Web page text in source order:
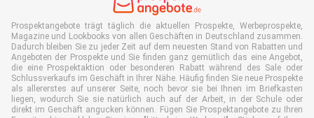
Prospektangebote trägt täglich die aktuellen Prospekte, Werbeprospekte,
Magazine und Lookbooks von allen Geschäften in Deutschland zusammen.
Dadurch bleiben Sie zu jeder Zeit auf dem neuesten Stand von Rabatten und
Angeboten der Prospekte und Sie finden ganz gemütlich das eine Angebot,
die eine Prospektaktion oder besonderen Rabatt während des Sale oder
Schlussverkaufs im Geschäft in Ihrer Nähe. Häufig finden Sie neue Prospekte
als allererstes auf unserer Seite, noch bevor sie bei Ihnen im Briefkasten
liegen, wodurch Sie sie natürlich auch auf der Arbeit, in der Schule oder
direkt im Geschäft angucken können. Fügen Sie Prospektangebote zu Ihren